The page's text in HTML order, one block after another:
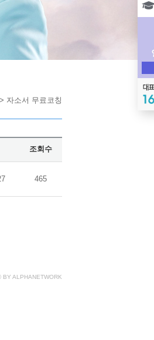
자소서 무료코칭
조회수
465
ALPHANETWORK